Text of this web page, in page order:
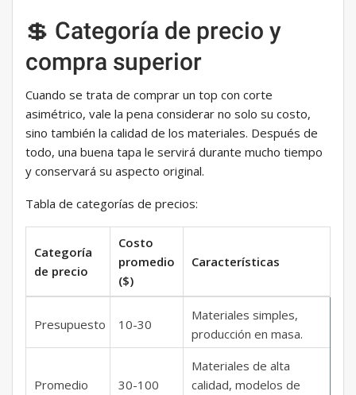
💲 Categoría de precio y
compra superior
Cuando se trata de comprar un top con corte
asimétrico, vale la pena considerar no solo su costo,
sino también la calidad de los materiales. Después de
todo, una buena tapa le servirá durante mucho tiempo
y conservará su aspecto original.
Tabla de categorías de precios:
Categoría
de precio
Costo
promedio
($)
Características
Presupuesto 10-30
Materiales simples,
producción en masa.
Promedio 30-100
Materiales de alta
calidad, modelos de